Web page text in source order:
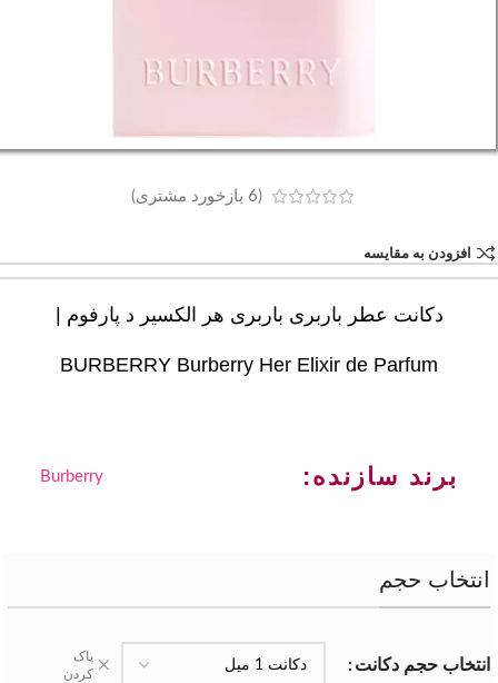
(
6 بازخورد مشتری)
افزودن به مقایسه
دکانت عطر باربری باربری هر الکسیر د پارفوم |
BURBERRY Burberry Her Elixir de Parfum
برند سازنده: Burberry
انتخاب حجم
انتخاب حجم دکانت
پاک
کردن